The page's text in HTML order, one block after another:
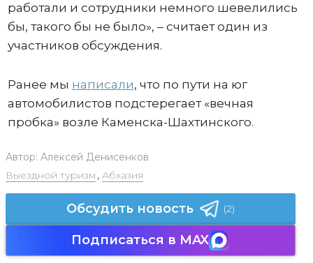
работали и сотрудники немного шевелились
бы, такого бы не было», – считает один из
участников обсуждения.
Ранее мы написали, что по пути на юг
автомобилистов подстерегает «вечная
пробка» возле Каменска-Шахтинского.
Автор: Алексей Денисенков
Выездной туризм , Абхазия
Обсудить новость (2)
Подписаться в MAX